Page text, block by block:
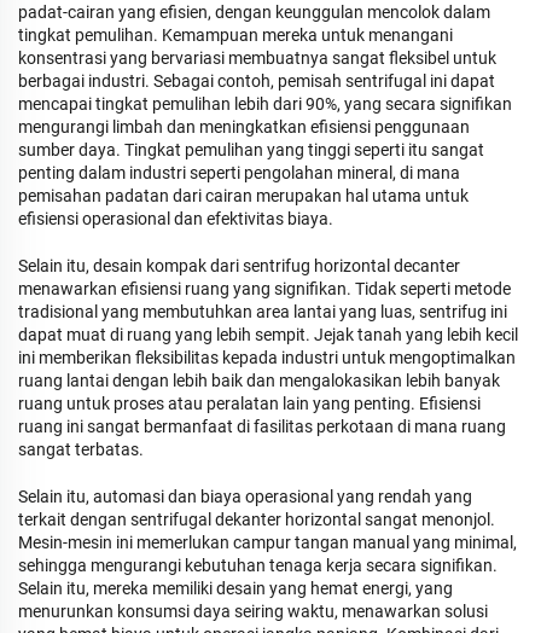
padat-cairan yang efisien, dengan keunggulan mencolok dalam
tingkat pemulihan. Kemampuan mereka untuk menangani
konsentrasi yang bervariasi membuatnya sangat fleksibel untuk
berbagai industri. Sebagai contoh, pemisah sentrifugal ini dapat
mencapai tingkat pemulihan lebih dari 90%, yang secara signifikan
mengurangi limbah dan meningkatkan efisiensi penggunaan
sumber daya. Tingkat pemulihan yang tinggi seperti itu sangat
penting dalam industri seperti pengolahan mineral, di mana
pemisahan padatan dari cairan merupakan hal utama untuk
efisiensi operasional dan efektivitas biaya.
Selain itu, desain kompak dari sentrifug horizontal decanter
menawarkan efisiensi ruang yang signifikan. Tidak seperti metode
tradisional yang membutuhkan area lantai yang luas, sentrifug ini
dapat muat di ruang yang lebih sempit. Jejak tanah yang lebih kecil
ini memberikan fleksibilitas kepada industri untuk mengoptimalkan
ruang lantai dengan lebih baik dan mengalokasikan lebih banyak
ruang untuk proses atau peralatan lain yang penting. Efisiensi
ruang ini sangat bermanfaat di fasilitas perkotaan di mana ruang
sangat terbatas.
Selain itu, automasi dan biaya operasional yang rendah yang
terkait dengan sentrifugal dekanter horizontal sangat menonjol.
Mesin-mesin ini memerlukan campur tangan manual yang minimal,
sehingga mengurangi kebutuhan tenaga kerja secara signifikan.
Selain itu, mereka memiliki desain yang hemat energi, yang
menurunkan konsumsi daya seiring waktu, menawarkan solusi